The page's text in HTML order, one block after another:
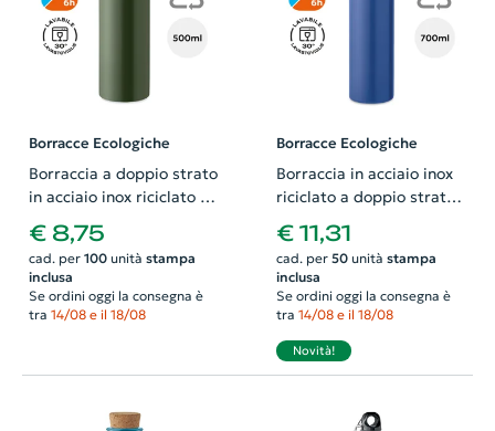
Borracce Ecologiche
Borraccia a doppio strato
in acciaio inox riciclato e
tappo con cannuccia
integrata da 500ml
€ 8,75
cad. per 100unità stampa
inclusa
Se ordini oggi la consegna è
tra 14/08 e il 18/08
Borracce Ecologiche
Borraccia in acciaio inox
riciclato a doppio strato
con tappo a vite anti-
perdita e tappo a
cannuccia
intercambiabile da
700ml
€ 11,31
cad. per 50unità stampa
inclusa
Se ordini oggi la consegna è
tra 14/08 e il 18/08
Novità!